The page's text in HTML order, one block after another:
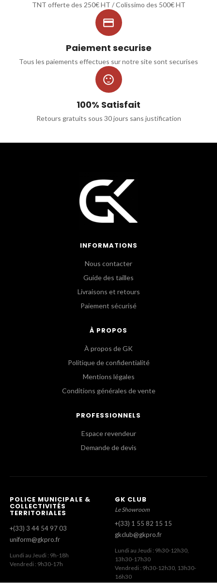
TNT offerte des 250€ HT / Colissimo des 500€ HT

Paiement securise
Tous les paiements effectues sur notre site sont securises

100% Satisfait
Retours gratuits sous 30 jours sans justification
INFORMATIONS
Nous contacter
Guide des tailles
Livraisons et retours
Paiement sécurisé
À PROPOS
À propos de GK
Politique de confidentialité
Mentions légales
Conditions générales de vente
PROFESSIONNELS
Espace revendeur
Demande de devis
POLICE MUNICIPALE &
COLLECTIVITÉS
TERRITORIALES
+(33) 3 44 54 97 03
uniform@gkpro.fr
Lundi au Jeudi : 9h-18h
Vendredi : 9h30-17h
GK CLUB
Le Showroom
+(33) 1 55 82 15 15
gkclub@gkpro.fr
Lundi au Jeudi : 9h30-12h30,
13h30-17h30
Vendredi : 9h30-12h30, 13h30-
16h30